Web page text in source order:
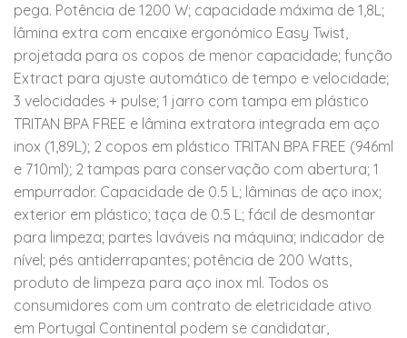
pega. Potência de 1200 W; capacidade máxima de 1,8L;
lâmina extra com encaixe ergonómico Easy Twist,
projetada para os copos de menor capacidade; função
Extract para ajuste automático de tempo e velocidade;
3 velocidades + pulse; 1 jarro com tampa em plástico
TRITAN BPA FREE e lâmina extratora integrada em aço
inox (1,89L); 2 copos em plástico TRITAN BPA FREE (946ml
e 710ml); 2 tampas para conservação com abertura; 1
empurrador. Capacidade de 0.5 L; lâminas de aço inox;
exterior em plástico; taça de 0.5 L; fácil de desmontar
para limpeza; partes laváveis na máquina; indicador de
nível; pés antiderrapantes; potência de 200 Watts,
produto de limpeza para aço inox ml. Todos os
consumidores com um contrato de eletricidade ativo
em Portugal Continental podem se candidatar,